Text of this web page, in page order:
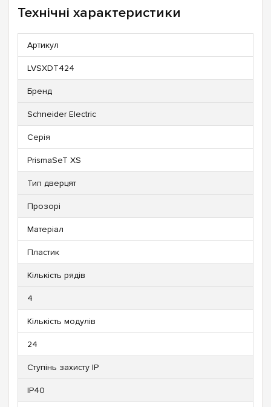
Технічні характеристики
Артикул
LVSXDT424
Бренд
Schneider Electric
Серія
PrismaSeT XS
Тип дверцят
Прозорі
Матеріал
Пластик
Кількість рядів
4
Кількість модулів
24
Ступінь захисту IP
IP40